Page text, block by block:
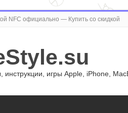
NFC официально — Купить со скидкой
инструкции, игры Apple, iPhone,